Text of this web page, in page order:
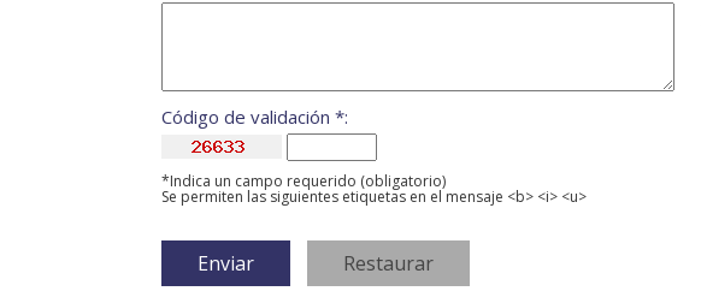
Código de validación *:
*Indica un campo requerido (obligatorio)
Se permiten las siguientes etiquetas en el mensaje <b> <i> <u>